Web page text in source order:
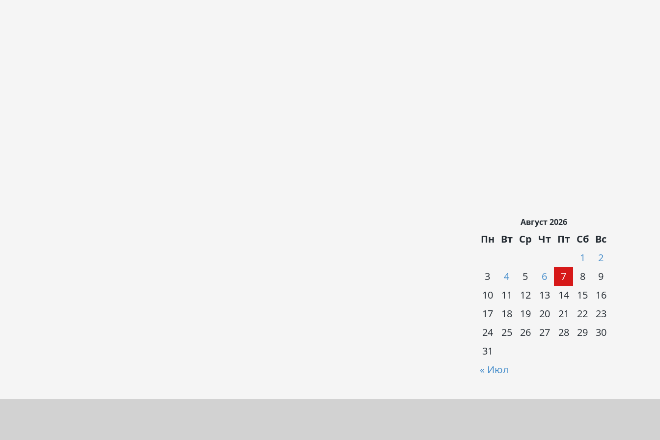
Август 2026
Пн Вт Ср Чт Пт Сб Вс
« Июл
1
2
3
4 5 6 7 8
9
10
11 12 13 14 15
16
17
18 19 20 21 22
23
24
25 26 27 28 29
30
31